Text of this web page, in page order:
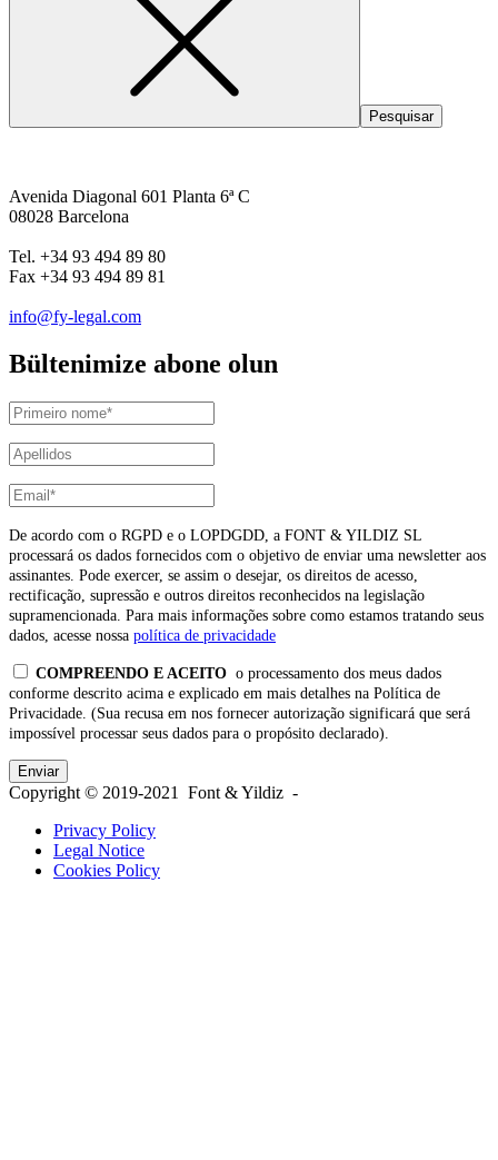
Avenida Diagonal 601 Planta 6ª C
08028 Barcelona
Tel. +34 93 494 89 80
Fax +34 93 494 89 81
info@fy-legal.com
Bültenimize abone olun
De acordo com o RGPD e o LOPDGDD, a FONT & YILDIZ SL
processará os dados fornecidos com o objetivo de enviar uma newsletter aos
assinantes. Pode exercer, se assim o desejar, os direitos de acesso,
rectificação, supressão e outros direitos reconhecidos na legislação
supramencionada. Para mais informações sobre como estamos tratando seus
dados, acesse nossa política de privacidade
COMPREENDO E ACEITO o processamento dos meus dados
conforme descrito acima e explicado em mais detalhes na Política de
Privacidade. (Sua recusa em nos fornecer autorização significará que será
impossível processar seus dados para o propósito declarado).
Copyright © 2019-2021 Font & Yildiz -
Privacy Policy
Legal Notice
Cookies Policy